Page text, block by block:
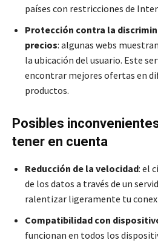
países con restricciones de
Protección contra la
precios: algunas webs
la ubicación del usuario. Este
encontrar mejores ofertas en
productos.
Posibles
tener en cuenta
Reducción de la velocidad: el
de los datos a través de un
ralentizar ligeramente tu
Compatibilidad con
funcionan en todos los